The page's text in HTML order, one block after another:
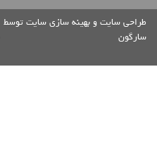
طراحی سایت و بهینه سازی سایت توسط
سارگون